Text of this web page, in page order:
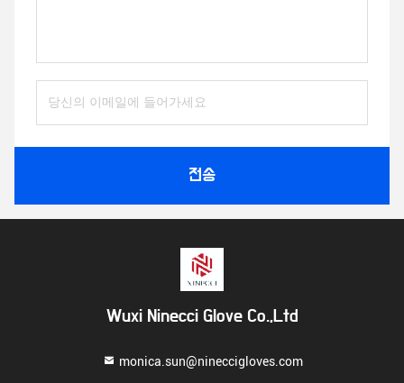
전송
Wuxi Ninecci Glove Co.,Ltd
monica.sun@nineccigloves.com